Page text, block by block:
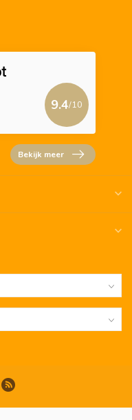
9.4/10
Bekijk meer